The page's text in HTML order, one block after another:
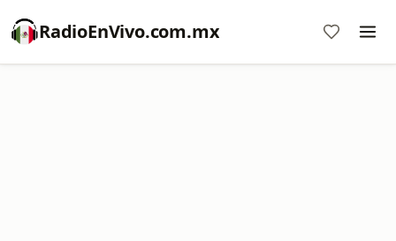
RadioEnVivo.com.mx